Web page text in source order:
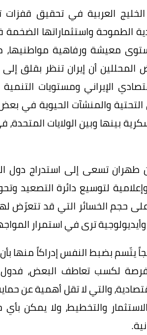
العربية في تحقيق قفزات
الطموحة واستثماراتها الضخمة
معيشة ورفاهية مواطنيها،
أن إيران تنظر بقلق
الإيراني ومستويات
والمنشآت الحيوية في
بينها وبين الولايات
طهران تسعى إلى استدراج دول
لتوسيع دائرة التصعيد
حجم الخسائر التي قد تتعرّض
وأيديولوجية ترى في استمرار
يتّسم بضبط النفس إدراكاً منها
فرصة لكسب تعاطف البعض،
والتي لا تقل أهمية عن
والتخطيط، ولا يمكن بأي